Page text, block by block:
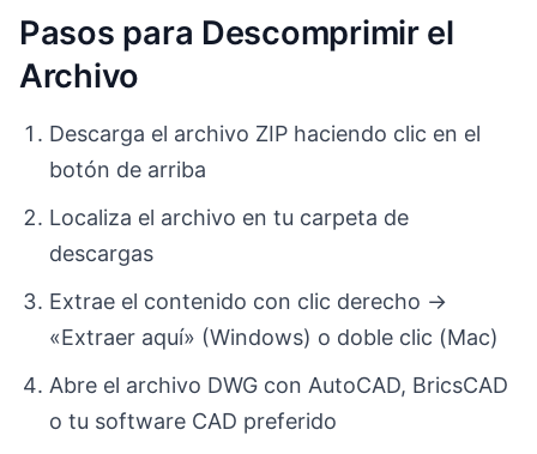
Pasos para Descomprimir el
Archivo
Descarga el archivo ZIP haciendo clic en el
botón de arriba
Localiza el archivo en tu carpeta de
descargas
Extrae el contenido con clic derecho →
«Extraer aquí» (Windows) o doble clic (Mac)
Abre el archivo DWG con AutoCAD, BricsCAD
o tu software CAD preferido